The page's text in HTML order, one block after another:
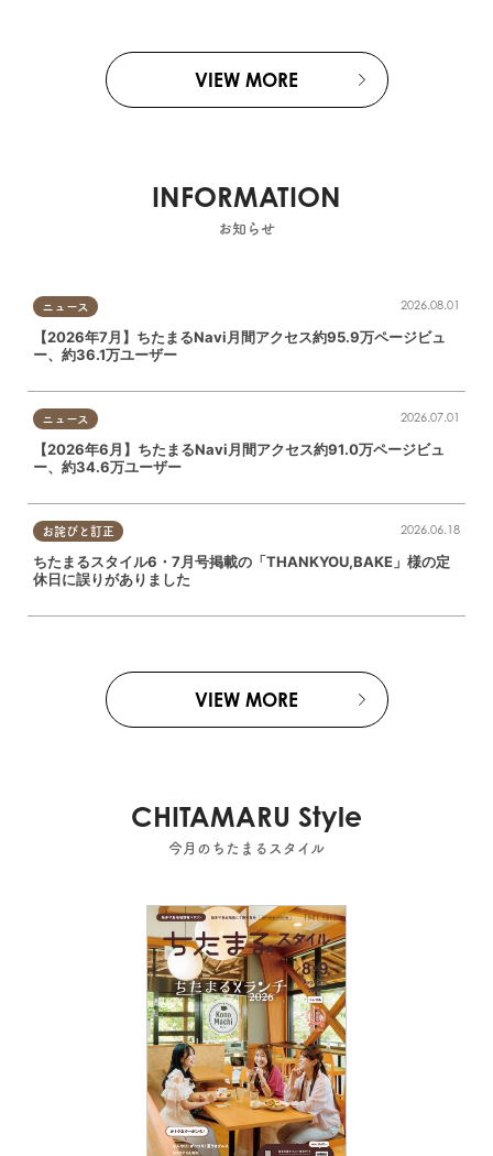
VIEW MORE
INFORMATION
お知らせ
ニュース 2026.08.01
【2026年7月】ちたまるNavi月間アクセス約95.9万ページビュ
ー、約36.1万ユーザー
ニュース 2026.07.01
【2026年6月】ちたまるNavi月間アクセス約91.0万ページビュ
ー、約34.6万ユーザー
お詫びと訂正 2026.06.18
ちたまるスタイル6・7月号掲載の「THANKYOU,BAKE」様の定
休日に誤りがありました
VIEW MORE
CHITAMARU Style
今月のちたまるスタイル